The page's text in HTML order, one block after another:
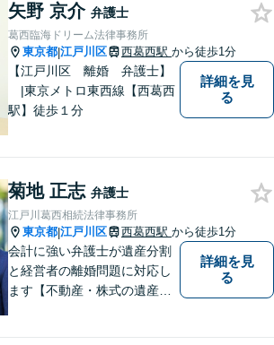
に対応可能。是非一度お気軽
にご相談ください。
矢野 京介 弁護士
葛西臨海ドリーム法律事務所
東京都|江戸川区 西葛西駅 から徒歩1分
【江戸川区 離婚 弁護士】
|東京メトロ東西線【西葛西
駅】徒歩１分
詳細を見
る
菊地 正志 弁護士
江戸川葛西相続法律事務所
東京都|江戸川区 西葛西駅 から徒歩1分
会計に強い弁護士が遺産分割
と経営者の離婚問題に対応し
ます【不動産・株式の遺産分
詳細を見
る